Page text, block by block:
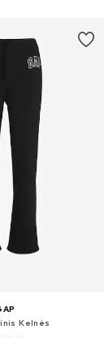
Kelnės